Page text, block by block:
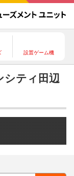
設置ゲーム機
シティ田辺